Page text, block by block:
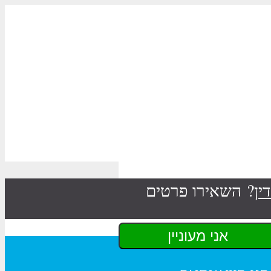
? השאירו פרטים